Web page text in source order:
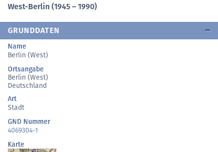
West-Berlin (1945 – 1990)
GRUNDDATEN
Name
Berlin (West)
Ortsangabe
Berlin (West)
Deutschland
Art
Stadt
GND Nummer
4069304-1
Karte